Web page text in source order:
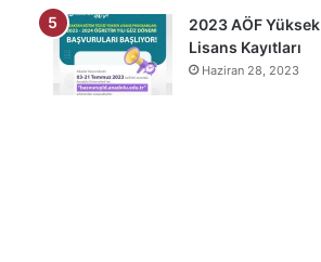
2023 AÖF Yüksek
Lisans Kayıtları
Haziran 28, 2023